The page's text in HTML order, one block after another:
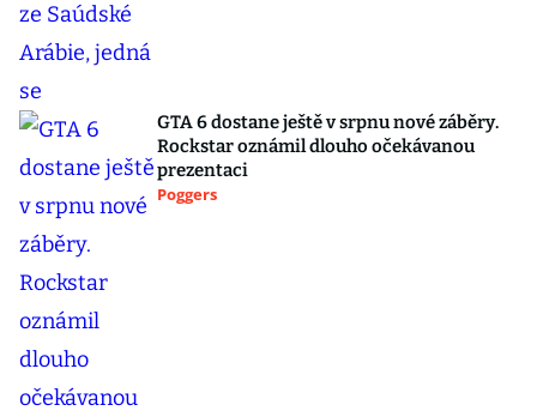
GTA 6 dostane ještě v srpnu nové záběry.
Rockstar oznámil dlouho očekávanou
prezentaci
Poggers